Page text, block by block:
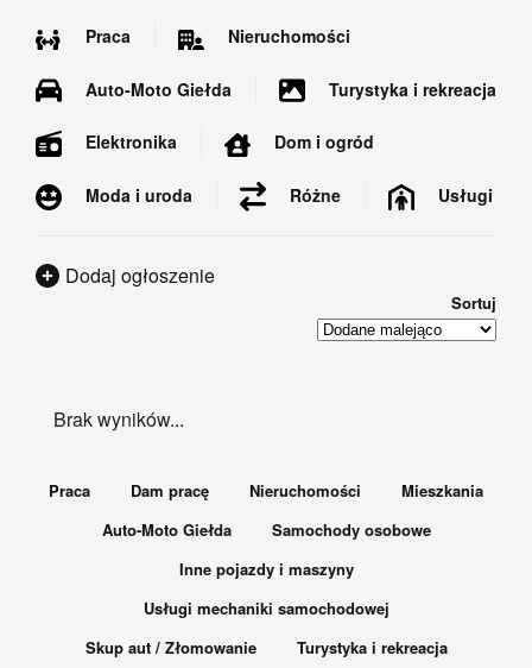
Praca Nieruchomości
Auto-Moto Giełda Turystyka i rekreacja
Elektronika Dom i ogród
Moda i uroda Różne Usługi
Dodaj ogłoszenie
Sortuj
Brak wyników...
Praca Dam pracę Nieruchomości
Mieszkania
Auto-Moto Giełda
Samochody osobowe
Inne pojazdy i maszyny
Usługi mechaniki samochodowej
Skup aut / Złomowanie
Turystyka i rekreacja